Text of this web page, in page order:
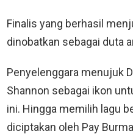
Finalis yang berhasil
dinobatkan sebagai duta
Penyelenggara menujuk
Shannon sebagai ikon
ini. Hingga memilih lagu
diciptakan oleh Pay